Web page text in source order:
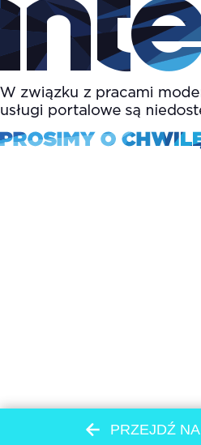
PRZEJDŹ NA